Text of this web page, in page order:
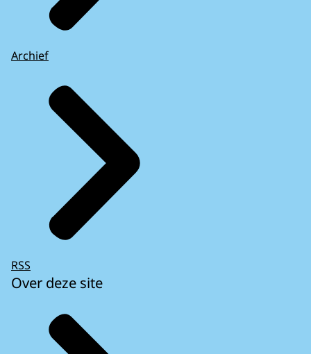
Archief
RSS
Over deze site